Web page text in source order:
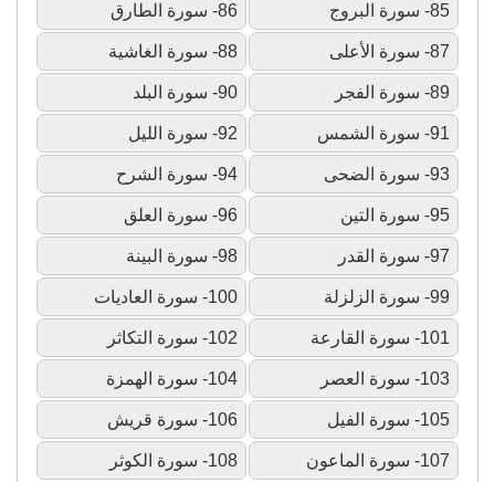
85- سورة البروج 86- سورة الطارق
87- سورة الأعلى 88- سورة الغاشية
89- سورة الفجر 90- سورة البلد
91- سورة الشمس 92- سورة الليل
93- سورة الضحى 94- سورة الشرح
95- سورة التين 96- سورة العلق
97- سورة القدر 98- سورة البينة
99- سورة الزلزلة 100- سورة العاديات
101- سورة القارعة 102- سورة التكاثر
103- سورة العصر 104- سورة الهمزة
105- سورة الفيل 106- سورة قريش
107- سورة الماعون 108- سورة الكوثر